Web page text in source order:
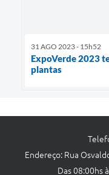
31 AGO 2023 - 15h52
ExpoVerde 2023
plantas
Endereço: Rua
Das 08:00hs